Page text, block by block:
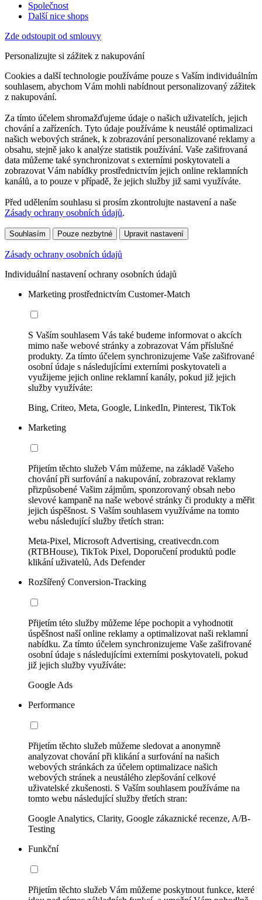
Společnost
Další nice shops
Zde odstoupit od smlouvy
Personalizujte si zážitek z nakupování
Cookies a další technologie používáme pouze s Vaším individuálním
souhlasem, abychom Vám mohli nabídnout personalizovaný zážitek
z nakupování.
Za tímto účelem shromažďujeme údaje o našich uživatelích, jejich
chování a zařízeních. Tyto údaje používáme k neustálé optimalizaci
našich webových stránek, k zobrazování personalizované reklamy a
obsahu, stejně jako k analýze statistik používání. Vaše zašifrovaná
data můžeme také synchronizovat s externími poskytovateli a
zobrazovat Vám nabídky prostřednictvím jejich online reklamních
kanálů, a to pouze v případě, že jejich služby již sami využíváte.
Před udělením souhlasu si prosím zkontrolujte nastavení a naše
Zásady ochrany osobních údajů.
Souhlasím Pouze nezbytné Upravit nastavení
Zásady ochrany osobních údajů
Individuální nastavení ochrany osobních údajů
Marketing prostřednictvím Customer-Match
S Vaším souhlasem Vás také budeme informovat o akcích
mimo naše webové stránky a zobrazovat Vám příslušné
produkty. Za tímto účelem synchronizujeme Vaše zašifrované
osobní údaje s následujícími externími poskytovateli a
využijeme jejich online reklamní kanály, pokud již jejich
služby využíváte:
Bing, Criteo, Meta, Google, LinkedIn, Pinterest, TikTok
Marketing
Přijetím těchto služeb Vám můžeme, na základě Vašeho
chování při surfování a nakupování, zobrazovat reklamy
přizpůsobené Vašim zájmům, sponzorovaný obsah nebo
slevové kampaně na naše webové stránky či produkty a měřit
jejich úspěšnost. S Vaším souhlasem využíváme na tomto
webu následující služby třetích stran:
Meta-Pixel, Microsoft Advertising, creativecdn.com
(RTBHouse), TikTok Pixel, Doporučení produktů podle
klikání uživatelů, Ads Defender
Rozšířený Conversion-Tracking
Přijetím této služby můžeme lépe pochopit a vyhodnotit
úspěšnost naší online reklamy a optimalizovat naši reklamní
nabídku. Za tímto účelem synchronizujeme Vaše zašifrované
osobní údaje s následujícími externími poskytovateli, pokud
již jejich služby využíváte:
Google Ads
Performance
Přijetím těchto služeb můžeme sledovat a anonymně
analyzovat chování při klikání a surfování na našich
webových stránkách za účelem optimalizace našich
webových stránek a neustálého zlepšování celkové
uživatelské zkušenosti. S Vaším souhlasem používáme na
tomto webu následující služby třetích stran:
Google Analytics, Clarity, Google zákaznické recenze, A/B-
Testing
Funkční
Přijetím těchto služeb Vám můžeme poskytnout funkce, které